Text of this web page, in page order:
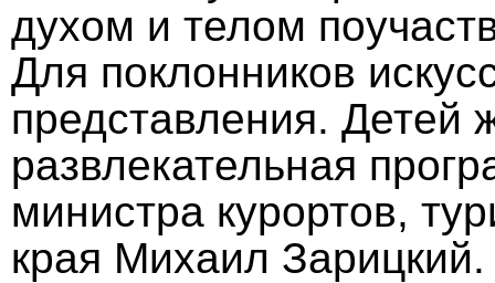
духом и телом
Для поклонников
представления. Детей
развлекательная
министра курортов,
края Михаил Зарицкий.